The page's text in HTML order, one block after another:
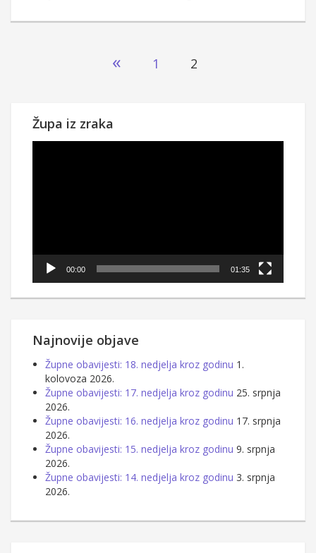
« 1 2
Župa iz zraka
00:00 01:35
Najnovije objave
Župne obavijesti: 18. nedjelja kroz godinu 1.
kolovoza 2026.
Župne obavijesti: 17. nedjelja kroz godinu 25. srpnja
2026.
Župne obavijesti: 16. nedjelja kroz godinu 17. srpnja
2026.
Župne obavijesti: 15. nedjelja kroz godinu 9. srpnja
2026.
Župne obavijesti: 14. nedjelja kroz godinu 3. srpnja
2026.